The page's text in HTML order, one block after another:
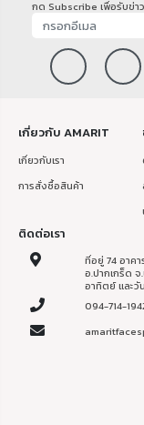
กด Subscribe เพื่อรับข่า
เกี่ยวกับ AMARIT
เกี่ยวกับเรา
การสั่งซื้อสินค้า
ติดต่อเรา
ที่อยู่ 74 อาค
อ.ปากเกร็ด จ
อาทิตย์ และ
094-714-